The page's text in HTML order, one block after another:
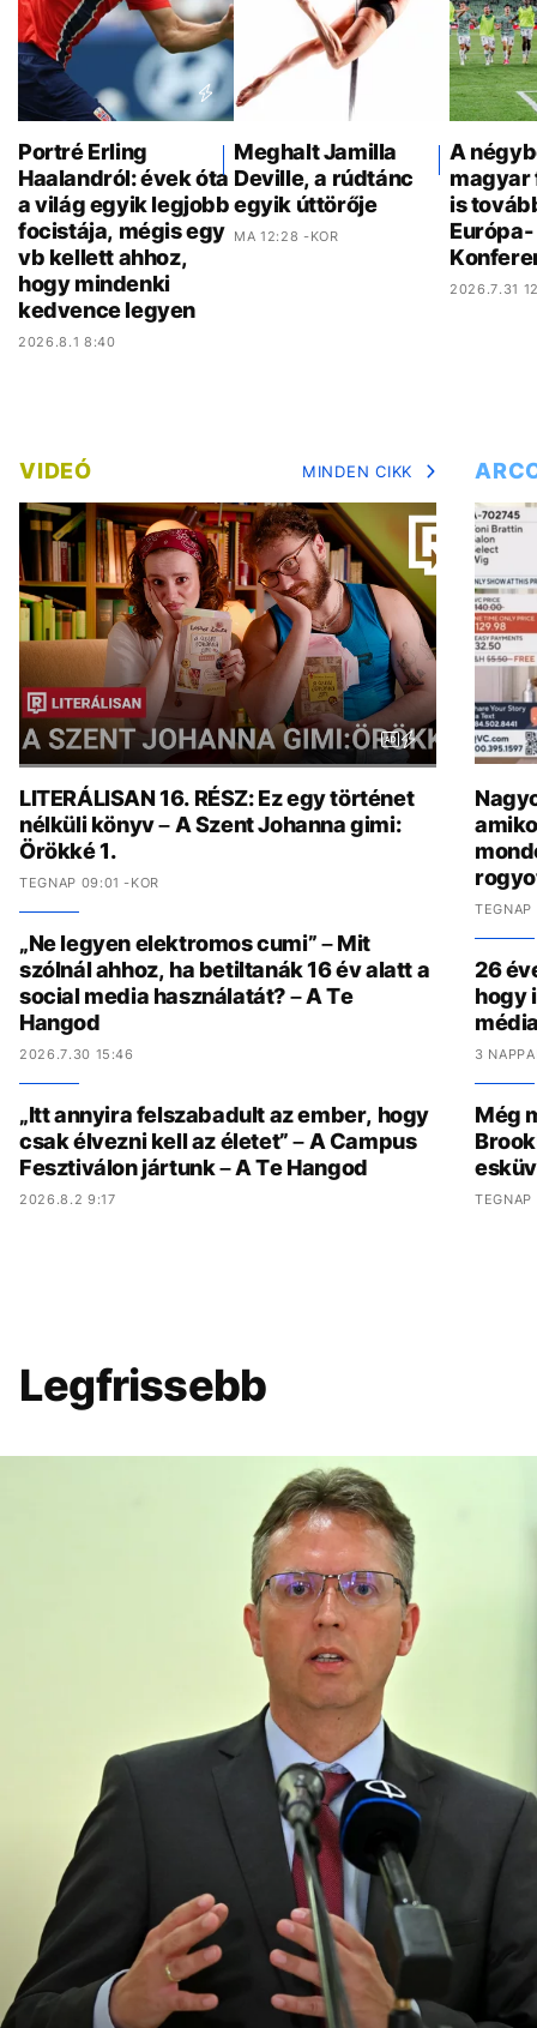
Portré Erling
Haalandról: évek óta
a világ egyik legjobb
focistája, mégis egy
vb kellett ahhoz,
hogy mindenki
kedvence legyen
2026.8.1 8:40
Meghalt Jamilla
Deville, a rúdtánc
egyik úttörője
MA 12:28 -KOR
A
magyar
is
Európa-
2026.7.31
VIDEÓ MINDEN CIKK
LITERÁLISAN 16. RÉSZ: Ez egy történet
nélküli könyv – A Szent Johanna gimi:
Örökké 1.
TEGNAP 09:01 -KOR
„Ne legyen elektromos cumi” – Mit
szólnál ahhoz, ha betiltanák 16 év alatt a
social media használatát? – A Te
Hangod
2026.7.30 15:46
„Itt annyira felszabadult az ember, hogy
csak élvezni kell az életet” – A Campus
Fesztiválon jártunk – A Te Hangod
2026.8.2 9:17
26
hogy
3
Még
Legfrissebb